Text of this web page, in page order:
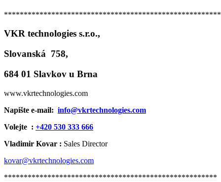
*******************************************************
VKR technologies s.r.o.,
Slovanská 758,
684 01 Slavkov u Brna
www.vkrtechnologies.com
Napište e-mail: info@vkrtechnologies.com
Volejte : +420 530 333 666
Vladimir Kovar : Sales Director
kovar@vkrtechnologies.com
******************************************************